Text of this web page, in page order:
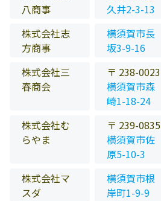
八商事
久井2-3-13
株式会社志
方商事
横須賀市長
坂3-9-16
株式会社三
春商会
〒 238-0023
横須賀市森
崎1-18-24
株式会社む
らやま
〒 239-0835
横須賀市佐
原5-10-3
株式会社マ
スダ
横須賀市根
岸町1-9-9